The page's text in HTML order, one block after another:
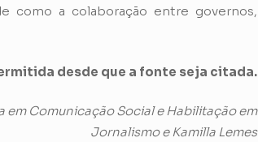
como a colaboração entre governos,
desde que a fonte seja citada.
em Comunicação Social e Habilitação em
Jornalismo e Kamilla Lemes